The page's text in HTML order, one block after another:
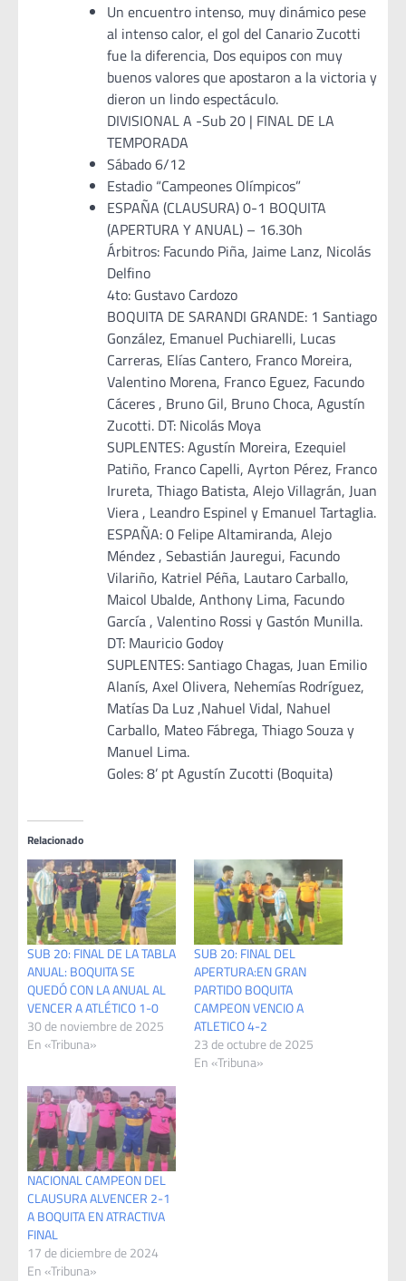
Un encuentro intenso, muy dinámico pese
al intenso calor, el gol del Canario Zucotti
fue la diferencia, Dos equipos con muy
buenos valores que apostaron a la victoria y
dieron un lindo espectáculo.
DIVISIONAL A -Sub 20 | FINAL DE LA
TEMPORADA
Sábado 6/12
Estadio “Campeones Olímpicos”
ESPAÑA (CLAUSURA) 0-1 BOQUITA
(APERTURA Y ANUAL) – 16.30h
Árbitros: Facundo Piña, Jaime Lanz, Nicolás
Delfino
4to: Gustavo Cardozo
BOQUITA DE SARANDI GRANDE: 1 Santiago
González, Emanuel Puchiarelli, Lucas
Carreras, Elías Cantero, Franco Moreira,
Valentino Morena, Franco Eguez, Facundo
Cáceres , Bruno Gil, Bruno Choca, Agustín
Zucotti. DT: Nicolás Moya
SUPLENTES: Agustín Moreira, Ezequiel
Patiño, Franco Capelli, Ayrton Pérez, Franco
Irureta, Thiago Batista, Alejo Villagrán, Juan
Viera , Leandro Espinel y Emanuel Tartaglia.
ESPAÑA: 0 Felipe Altamiranda, Alejo
Méndez , Sebastián Jauregui, Facundo
Vilariño, Katriel Péña, Lautaro Carballo,
Maicol Ubalde, Anthony Lima, Facundo
García , Valentino Rossi y Gastón Munilla.
DT: Mauricio Godoy
SUPLENTES: Santiago Chagas, Juan Emilio
Alanís, Axel Olivera, Nehemías Rodríguez,
Matías Da Luz ,Nahuel Vidal, Nahuel
Carballo, Mateo Fábrega, Thiago Souza y
Manuel Lima.
Goles: 8’ pt Agustín Zucotti (Boquita)
Relacionado
SUB 20: FINAL DE LA TABLA
ANUAL: BOQUITA SE
QUEDÓ CON LA ANUAL AL
VENCER A ATLÉTICO 1-0
30 de noviembre de 2025
En «Tribuna»
SUB 20: FINAL DEL
APERTURA:EN GRAN
PARTIDO BOQUITA
CAMPEON VENCIO A
ATLETICO 4-2
23 de octubre de 2025
En «Tribuna»
NACIONAL CAMPEON DEL
CLAUSURA ALVENCER 2-1
A BOQUITA EN ATRACTIVA
FINAL
17 de diciembre de 2024
En «Tribuna»